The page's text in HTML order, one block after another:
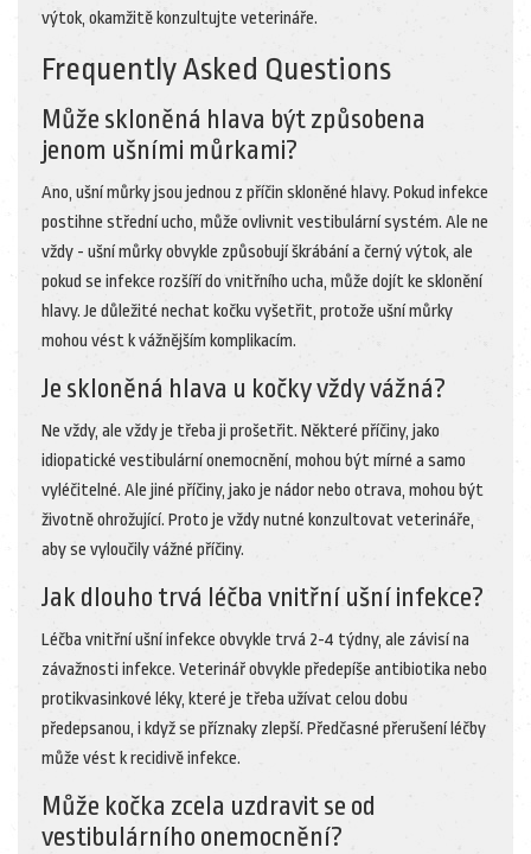
výtok, okamžitě konzultujte veterináře.
Frequently Asked Questions
Může skloněná hlava být způsobena
jenom ušními můrkami?
Ano, ušní můrky jsou jednou z příčin skloněné hlavy. Pokud infekce
postihne střední ucho, může ovlivnit vestibulární systém. Ale ne
vždy - ušní můrky obvykle způsobují škrábání a černý výtok, ale
pokud se infekce rozšíří do vnitřního ucha, může dojít ke sklonění
hlavy. Je důležité nechat kočku vyšetřit, protože ušní můrky
mohou vést k vážnějším komplikacím.
Je skloněná hlava u kočky vždy vážná?
Ne vždy, ale vždy je třeba ji prošetřit. Některé příčiny, jako
idiopatické vestibulární onemocnění, mohou být mírné a samo
vyléčitelné. Ale jiné příčiny, jako je nádor nebo otrava, mohou být
životně ohrožující. Proto je vždy nutné konzultovat veterináře,
aby se vyloučily vážné příčiny.
Jak dlouho trvá léčba vnitřní ušní infekce?
Léčba vnitřní ušní infekce obvykle trvá 2-4 týdny, ale závisí na
závažnosti infekce. Veterinář obvykle předepíše antibiotika nebo
protikvasinkové léky, které je třeba užívat celou dobu
předepsanou, i když se příznaky zlepší. Předčasné přerušení léčby
může vést k recidivě infekce.
Může kočka zcela uzdravit se od
vestibulárního onemocnění?